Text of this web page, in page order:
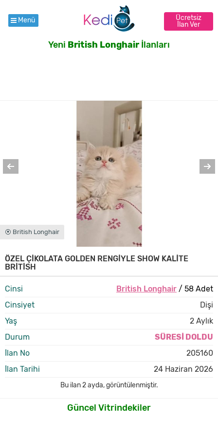
Menü
Ücretsiz
İlan Ver
Yeni British Longhair İlanları
⦿ British Longhair
ÖZEL ÇİKOLATA GOLDEN RENGİYLE SHOW KALİTE
BRİTİSH
Cinsi British Longhair/ 58 Adet
Cinsiyet
Dişi
Yaş
2 Aylık
Durum
SÜRESİ DOLDU
İlan No
205160
İlan Tarihi
24 Haziran 2026
Bu ilan2 ayda,görüntülenmiştir.
Güncel Vitrindekiler